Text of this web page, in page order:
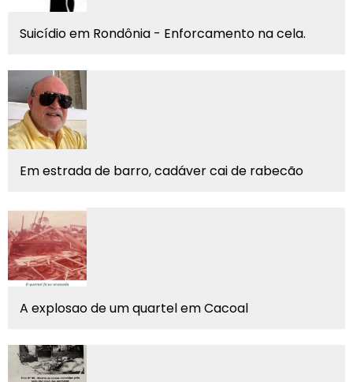
Suicídio em Rondônia - Enforcamento na cela.
Em estrada de barro, cadáver cai de rabecão
A explosao de um quartel em Cacoal